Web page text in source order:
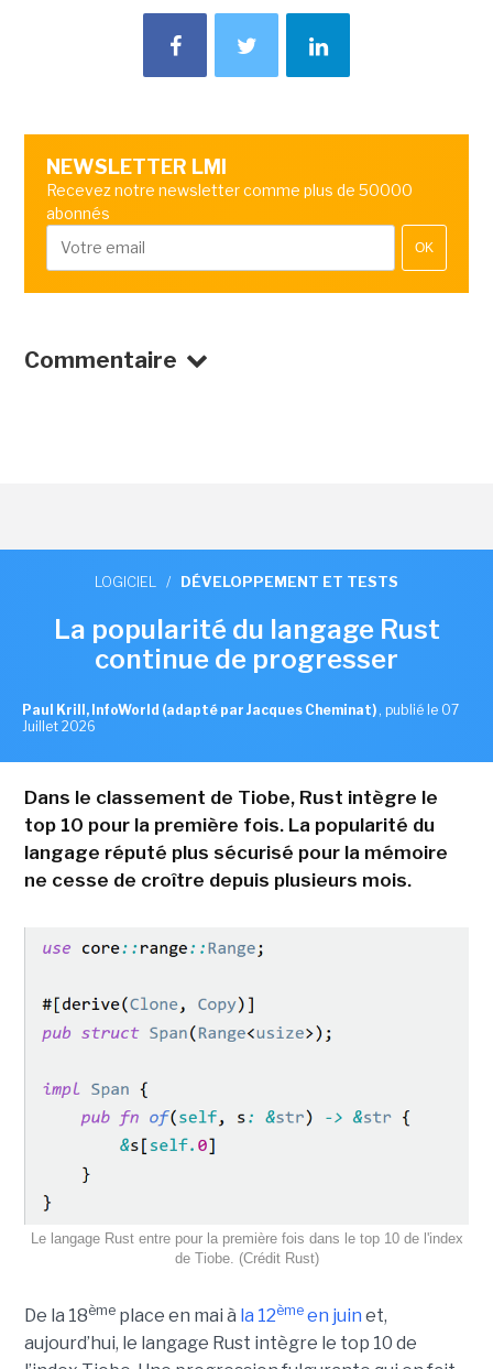
NEWSLETTER LMI
Recevez notre newsletter comme plus de 50000
abonnés
OK
Commentaire
LOGICIEL / DÉVELOPPEMENT ET TESTS
La popularité du langage Rust
continue de progresser
Paul Krill, InfoWorld (adapté par Jacques Cheminat) , publié le 07
Juillet 2026
Dans le classement de Tiobe, Rust intègre le
top 10 pour la première fois. La popularité du
langage réputé plus sécurisé pour la mémoire
ne cesse de croître depuis plusieurs mois.
Le langage Rust entre pour la première fois dans le top 10 de l'index
de Tiobe. (Crédit Rust)
De la 18èmeplace en mai à la 12èmeen juin et,
aujourd’hui, le langage Rust intègre le top 10 de